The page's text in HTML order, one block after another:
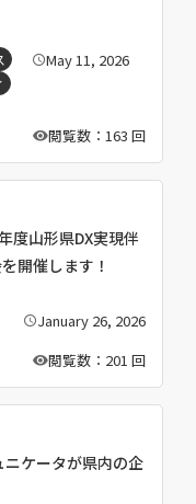
公
May 11, 2026
閲覧数：163 回
度山形県DX実現伴
開催します！
公
：
January 26, 2026
閲覧数：201 回
ニケータが県内の企